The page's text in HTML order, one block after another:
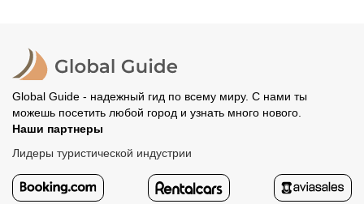
Global Guide - надежный гид по всему миру. С нами ты
можешь посетить любой город и узнать много нового.
Наши партнеры
Лидеры туристической индустрии